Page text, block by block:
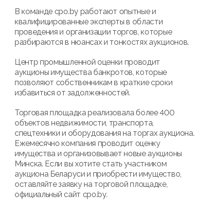
В команде cpo.by работают опытные и
квалифицированные эксперты в области
проведения и организации торгов, которые
разбираются в нюансах и тонкостях аукционов.
Центр промышленной оценки проводит
аукционы имущества банкротов, которые
позволяют собственникам в краткие сроки
избавиться от задолженностей.
Торговая площадка реализовала более 400
объектов недвижимости, транспорта,
спецтехники и оборудования на торгах аукциона.
Ежемесячно компания проводит оценку
имущества и организовывает новые аукционы
Минска. Если вы хотите стать участником
аукциона Беларуси и приобрести имущество,
оставляйте заявку на торговой площадке,
официальный сайт cpo.by.